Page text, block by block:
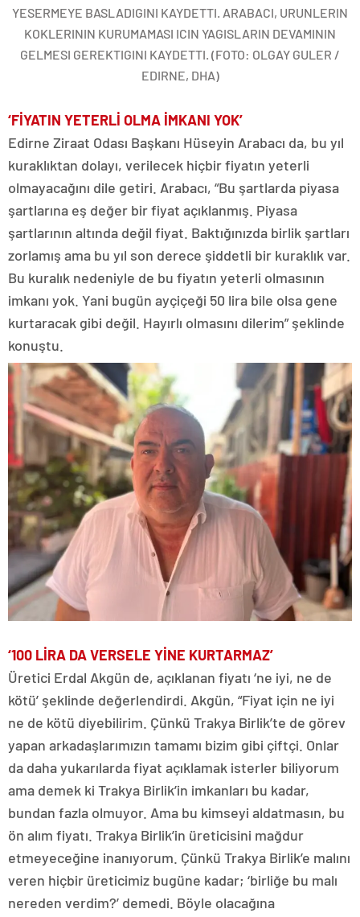
YESERMEYE BASLADIGINI KAYDETTI. ARABACI, URUNLERIN
KOKLERININ KURUMAMASI ICIN YAGISLARIN DEVAMININ
GELMESI GEREKTIGINI KAYDETTI. (FOTO: OLGAY GULER /
EDIRNE, DHA)
‘FİYATIN YETERLİ OLMA İMKANI YOK’
Edirne Ziraat Odası Başkanı Hüseyin Arabacı da, bu yıl
kuraklıktan dolayı, verilecek hiçbir fiyatın yeterli
olmayacağını dile getiri. Arabacı, “Bu şartlarda piyasa
şartlarına eş değer bir fiyat açıklanmış. Piyasa
şartlarının altında değil fiyat. Baktığınızda birlik şartları
zorlamış ama bu yıl son derece şiddetli bir kuraklık var.
Bu kuralık nedeniyle de bu fiyatın yeterli olmasının
imkanı yok. Yani bugün ayçiçeği 50 lira bile olsa gene
kurtaracak gibi değil. Hayırlı olmasını dilerim” şeklinde
konuştu.
‘100 LİRA DA VERSELE YİNE KURTARMAZ’
Üretici Erdal Akgün de, açıklanan fiyatı ‘ne iyi, ne de
kötü’ şeklinde değerlendirdi. Akgün, “Fiyat için ne iyi
ne de kötü diyebilirim. Çünkü Trakya Birlik’te de görev
yapan arkadaşlarımızın tamamı bizim gibi çiftçi. Onlar
da daha yukarılarda fiyat açıklamak isterler biliyorum
ama demek ki Trakya Birlik’in imkanları bu kadar,
bundan fazla olmuyor. Ama bu kimseyi aldatmasın, bu
ön alım fiyatı. Trakya Birlik’in üreticisini mağdur
etmeyeceğine inanıyorum. Çünkü Trakya Birlik’e malını
veren hiçbir üreticimiz bugüne kadar; ‘birliğe bu malı
nereden verdim?’ demedi. Böyle olacağına